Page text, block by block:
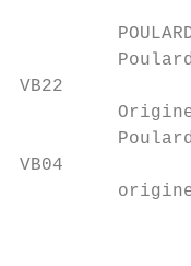
VB22
VB04